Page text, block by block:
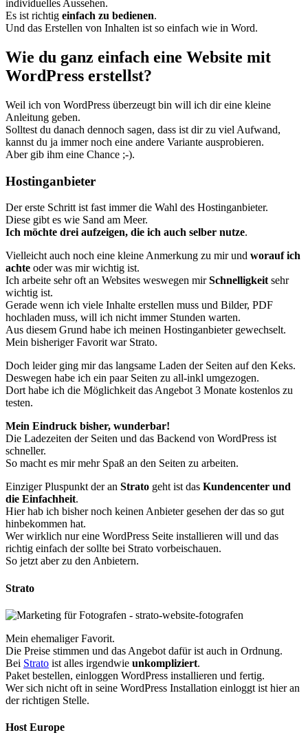
individuelles Aussehen.
Es ist richtig einfach zu bedienen.
Und das Erstellen von Inhalten ist so einfach wie in Word.
Wie du ganz einfach eine Website mit
WordPress erstellst?
Weil ich von WordPress überzeugt bin will ich dir eine kleine
Anleitung geben.
Solltest du danach dennoch sagen, dass ist dir zu viel Aufwand,
kannst du ja immer noch eine andere Variante ausprobieren.
Aber gib ihm eine Chance ;-).
Hostinganbieter
Der erste Schritt ist fast immer die Wahl des Hostinganbieter.
Diese gibt es wie Sand am Meer.
Ich möchte drei aufzeigen, die ich auch selber nutze.
Vielleicht auch noch eine kleine Anmerkung zu mir und worauf ich
achte oder was mir wichtig ist.
Ich arbeite sehr oft an Websites weswegen mirSchnelligkeitsehr
wichtig ist.
Gerade wenn ich viele Inhalte erstellen muss und Bilder, PDF
hochladen muss, will ich nicht immer Stunden warten.
Aus diesem Grund habe ich meinen Hostinganbieter gewechselt.
Mein bisheriger Favorit war Strato.
Doch leider ging mir das langsame Laden der Seiten auf den Keks.
Deswegen habe ich ein paar Seiten zu all-inkl umgezogen.
Dort habe ich die Möglichkeit das Angebot 3 Monate kostenlos zu
testen.
Mein Eindruck bisher, wunderbar!
Die Ladezeiten der Seiten und das Backend von WordPress ist
schneller.
So macht es mir mehr Spaß an den Seiten zu arbeiten.
Einziger Pluspunkt der an Strato geht ist das Kundencenter und
die Einfachheit.
Hier hab ich bisher noch keinen Anbieter gesehen der das so gut
hinbekommen hat.
Wer wirklich nur eine WordPress Seite installieren will und das
richtig einfach der sollte bei Strato vorbeischauen.
So jetzt aber zu den Anbietern.
Strato
Mein ehemaliger Favorit.
Die Preise stimmen und das Angebot dafür ist auch in Ordnung.
Bei Strato ist alles irgendwie unkompliziert.
Paket bestellen, einloggen WordPress installieren und fertig.
Wer sich nicht oft in seine WordPress Installation einloggt ist hier an
der richtigen Stelle.
Host Europe